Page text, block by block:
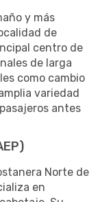
y más
de
centro de
de larga
como cambio
variedad
antes
Norte de
en